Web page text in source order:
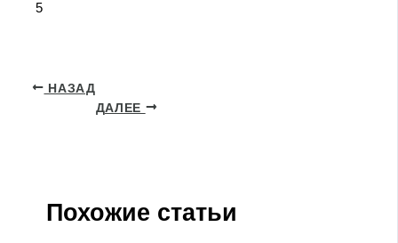
5
НАЗАД
ДАЛЕЕ
Похожие статьи